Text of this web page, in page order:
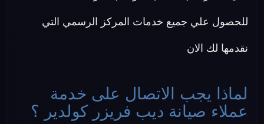
للحصول علي جميع خدمات المركز الرسمي التي
نقدمها لك الان
لماذا يجب الاتصال على خدمة
عملاء صيانة ديب فريزر كولدير ؟